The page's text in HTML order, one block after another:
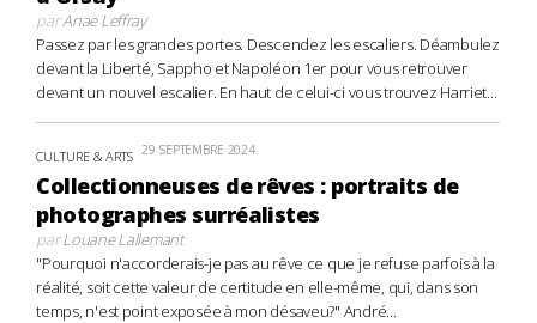
parAnaë Leffray
Passez par les grandes portes. Descendez les escaliers. Déambulez
devant la Liberté, Sappho et Napoléon 1er pour vous retrouver
devant un nouvel escalier. En haut de celui-ci vous trouvez Harriet...
CULTURE & ARTS 29 SEPTEMBRE 2024
Collectionneuses de rêves : portraits de
photographes surréalistes
parLouane Lallemant
"Pourquoi n'accorderais-je pas au rêve ce que je refuse parfois à la
réalité, soit cette valeur de certitude en elle-même, qui, dans son
temps, n'est point exposée à mon désaveu?" André...